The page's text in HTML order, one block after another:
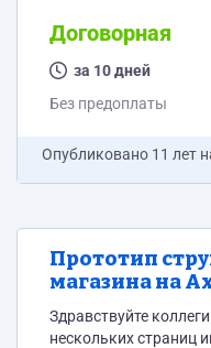
Просьба не тратить наше и
проекта только
неразглашении )
Договорная
за 10 дней
Без предоплаты
Опубликовано 11 лет
Прототип
магазина на
Здравствуйте
нескольких страниц